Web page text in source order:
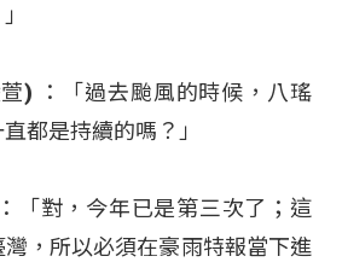
) ：「過去颱風的時候，八瑤
都是持續的嗎？」
「對，今年已是第三次了；這
，所以必須在豪雨特報當下進